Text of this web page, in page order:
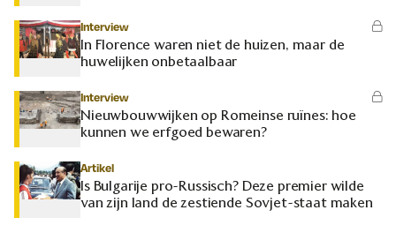
Interview
In Florence waren niet de huizen, maar de
huwelijken onbetaalbaar
Interview
Nieuwbouwwijken op Romeinse ruïnes: hoe
kunnen we erfgoed bewaren?
Artikel
Is Bulgarije pro-Russisch? Deze premier wilde
van zijn land de zestiende Sovjet-staat maken